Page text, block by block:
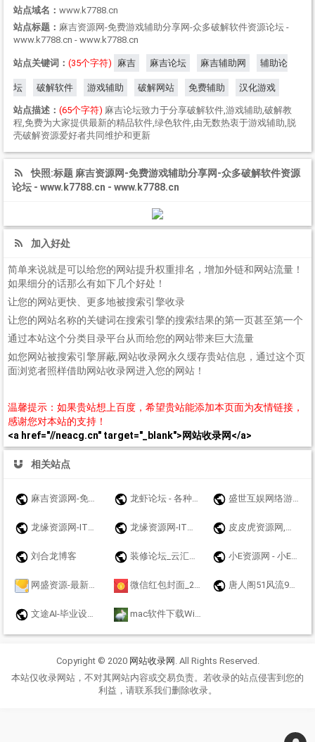
站点域名： www.k7788.cn
站点标题： 麻吉资源网-免费游戏辅助分享网-众多破解软件资源论坛 -
www.k7788.cn - www.k7788.cn
站点关键词： (35个字符) 麻吉 麻吉论坛 麻吉辅助网 辅助论
坛 破解软件 游戏辅助 破解网站 免费辅助 汉化游戏
站点描述： (65个字符) 麻吉论坛致力于分享破解软件,游戏辅助,破解教
程,免费为大家提供最新的精品软件,绿色软件,由无数热衷于游戏辅助,脱
壳破解资源爱好者共同维护和更新
快照:标题 麻吉资源网-免费游戏辅助分享网-众多破解软件资源
论坛 - www.k7788.cn - www.k7788.cn
加入好处
简单来说就是可以给您的网站提升权重排名，增加外链和网站流量！
如果细分的话那么有如下几个好处！
让您的网站更快、更多地被搜索引擎收录
让您的网站名称的关键词在搜索引擎的搜索结果的第一页甚至第一个
通过本站这个分类目录平台从而给您的网站带来巨大流量
如您网站被搜索引擎屏蔽,网站收录网永久缓存贵站信息，通过这个页
面浏览者照样借助网站收录网进入您的网站！
温馨提示：如果贵站想上百度，希望贵站能添加本页面为友情链接，
感谢您对本站的支持！
<a href="//neacg.cn" target="_blank">网站收录网</a>
相关站点
麻吉资源网-免费游戏辅助分享网-众多破解软件资源论坛 - www.k7788.cn - www.k7788.cn 龙虾论坛 - 各种资源汇合，免费大全，互相交流，影视音乐软件游戏等 盛世互娱网络游戏
龙缘资源网-IT技术分享博客 龙缘资源网-IT技术分享博客 皮皮虎资源网,网站源码,源码,手游源码,传奇手游源码,游戏源码,手游一键端,战神引擎,幽冥传奇,白日门传奇,亲测源码,站长源码,源码网,源码站 ,站长亲测,详细视频配套,网站资源，网站技术，网站搭建
刘合龙博客 装修论坛_云汇社区_云汇社区【官网】 小E资源网 - 小E希望来的每个兄弟都能赚到钱
网盛资源-最新刷机包,救砖解锁,刷机工具教程,免费下载，安卓免费破解APP下载，源码资源，破解软件资源 微信红包封面_2024_新年_龙年_春节_动态_变异_音乐_特效_表白_节日_美女_卡通_可爱_婚礼_随礼_压岁钱_微信红包封面皮肤 唐人阁51风流91快活林修车大队一品探花信息论坛
文途AI-毕业设计毕业论文开题报告在线AI写作平台原创文章在线生成工具 mac软件下载Windows软件下载兔子博客资源网
Copyright © 2020 网站收录网 . All Rights Reserved.
本站仅收录网站，不对其网站内容或交易负责。若收录的站点侵害到您的
利益，请联系我们删除收录。